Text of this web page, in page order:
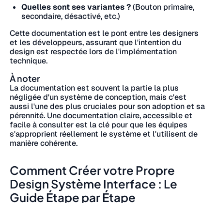
Quelles sont ses variantes ?(Bouton primaire,
secondaire, désactivé, etc.)
Cette documentation est le pont entre les designers
et les développeurs, assurant que l'intention du
design est respectée lors de l'implémentation
technique.
À noter
La documentation est souvent la partie la plus
négligée d'un système de conception, mais c'est
aussi l'une des plus cruciales pour son adoption et sa
pérennité. Une documentation claire, accessible et
facile à consulter est la clé pour que les équipes
s'approprient réellement le système et l'utilisent de
manière cohérente.
Comment Créer votre Propre
Design Système Interface : Le
Guide Étape par Étape